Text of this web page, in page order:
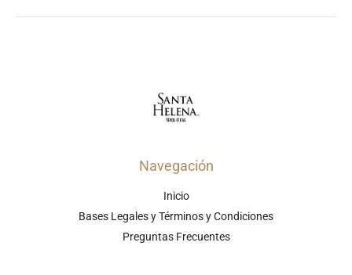
Navegación
Inicio
Bases Legales y Términos y Condiciones
Preguntas Frecuentes